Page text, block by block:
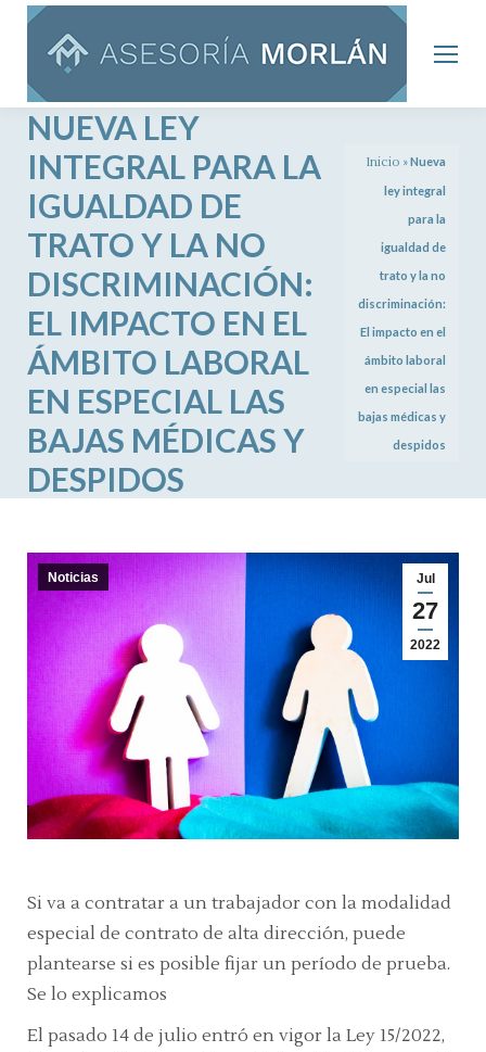
NUEVA LEY
INTEGRAL PARA LA
IGUALDAD DE
TRATO Y LA NO
DISCRIMINACIÓN:
EL IMPACTO EN EL
ÁMBITO LABORAL
EN ESPECIAL LAS
BAJAS MÉDICAS Y
DESPIDOS
Inicio »Nueva
ley integral
para la
igualdad de
trato y la no
discriminación:
El impacto en el
ámbito laboral
en especial las
bajas médicas y
despidos
Jul
27
2022
Noticias
Si va a contratar a un trabajador con la modalidad
especial de contrato de alta dirección, puede
plantearse si es posible fijar un período de prueba.
Se lo explicamos
El pasado 14 de julio entró en vigor la Ley 15/2022,